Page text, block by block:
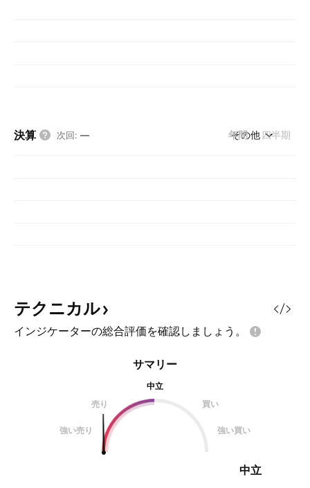
決算 次回: — 年間 四半期
その他
テクニカル
インジケーターの総合評価を確認しましょう。
サマリー
中立
売り
買い
強い売り 強い買い
中立